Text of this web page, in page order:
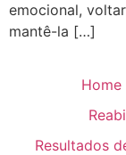
emocional,
mantê-la […]
Home
Resultados